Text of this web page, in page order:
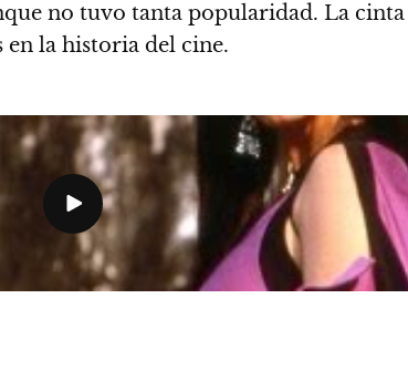
no tuvo tanta popularidad. La
en la historia del cine.